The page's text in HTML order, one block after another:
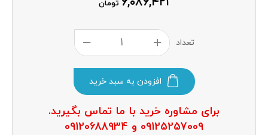
تومان
تعداد
افزودن به سبد خرید
برای مشاوره خرید با ما تماس بگیرید.
09125257009 و 09120688934